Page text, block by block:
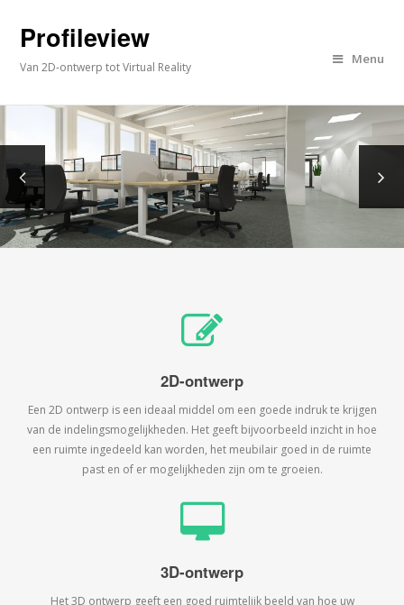
Profileview
Van 2D-ontwerp tot Virtual Reality
Menu
2D-ontwerp
Een 2D ontwerp is een ideaal middel om een goede indruk te krijgen
van de indelingsmogelijkheden. Het geeft bijvoorbeeld inzicht in hoe
een ruimte ingedeeld kan worden, het meubilair goed in de ruimte
past en of er mogelijkheden zijn om te groeien.
3D-ontwerp
Het 3D ontwerp geeft een goed ruimtelijk beeld van hoe uw